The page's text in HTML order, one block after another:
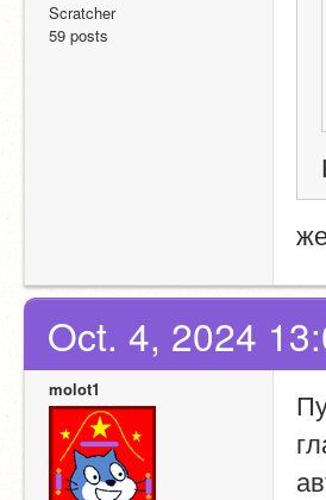
Scratcher
59 posts
Oct. 4, 2024
molot1